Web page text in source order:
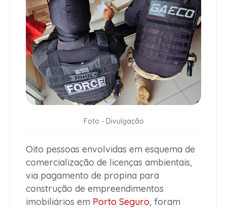
Foto - Divulgação
Oito pessoas envolvidas em esquema de
comercialização de licenças ambientais,
via pagamento de propina para
construção de empreendimentos
imobiliários em Porto Seguro, foram